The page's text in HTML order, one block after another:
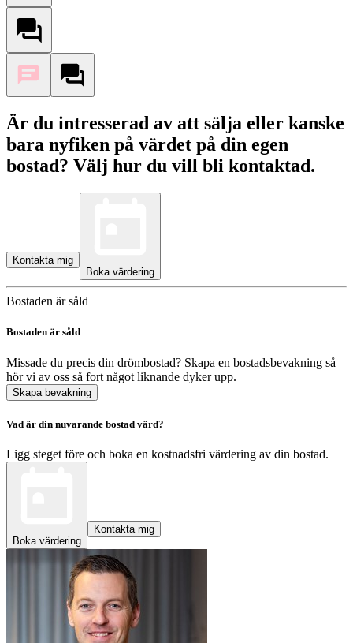
Är du intresserad av att sälja eller kanske
bara nyfiken på värdet på din egen
bostad? Välj hur du vill bli kontaktad.
Kontakta mig
Boka värdering
Bostaden är såld
Bostaden är såld
Missade du precis din drömbostad? Skapa en bostadsbevakning så
hör vi av oss så fort något liknande dyker upp.
Skapa bevakning
Vad är din nuvarande bostad värd?
Ligg steget före och boka en kostnadsfri värdering av din bostad.
Boka värdering
Kontakta mig